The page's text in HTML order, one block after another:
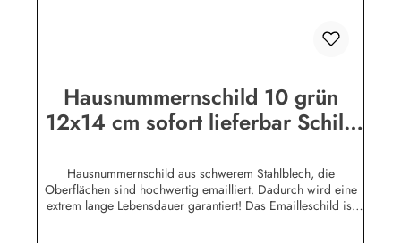
Hausnummernschild 10 grün
12x14 cm sofort lieferbar Schild
Nummer Zahl Ziffe
Hausnummernschild aus schwerem Stahlblech, die
Oberflächen sind hochwertig emailliert. Dadurch wird eine
extrem lange Lebensdauer garantiert! Das Emailleschild ist